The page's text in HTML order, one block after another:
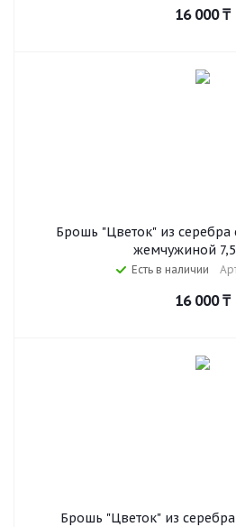
16 000₸
Брошь "Цветок" из серебра
жемчужиной
Есть в наличии
16 000₸
Брошь "Цветок" из